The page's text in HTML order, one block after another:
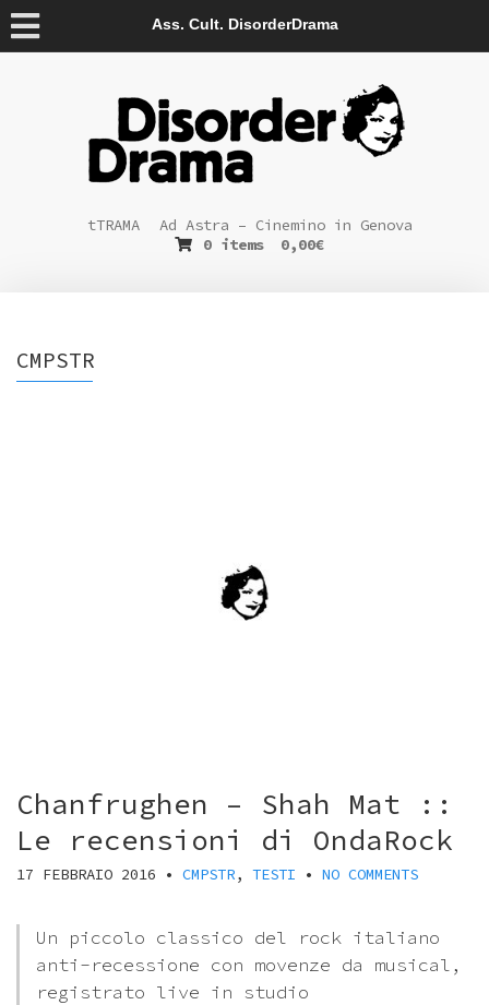
Ass. Cult. DisorderDrama
tTRAMA
Ad Astra – Cinemino in Genova
0 items
0,00€
CMPSTR
Chanfrughen – Shah Mat ::
Le recensioni di OndaRock
17 FEBBRAIO 2016 • CMPSTR, TESTI • NO COMMENTS
Un piccolo classico del rock italiano
anti-recessione con movenze da musical,
registrato live in studio